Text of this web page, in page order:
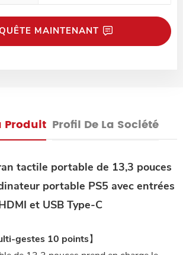
MAINTENANT
Produit Profil De La Société
tactile portable de 13,3 pouces
portable PS5 avec entrées
et USB Type-C
gestes 10 points】